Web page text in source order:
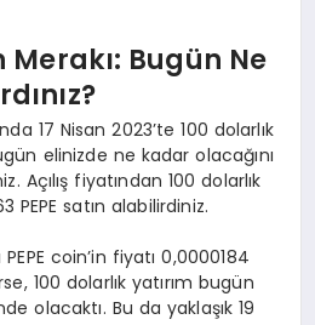
Merakı: Bugün Ne
17 Nisan 2023’te 100 dolarlık
elinizde ne kadar olacağını
Açılış fiyatından 100 dolarlık
PEPE satın alabilirdiniz.
PEPE coin’in fiyatı 0,0000184
100 dolarlık yatırım bugün
olacaktı. Bu da yaklaşık 19